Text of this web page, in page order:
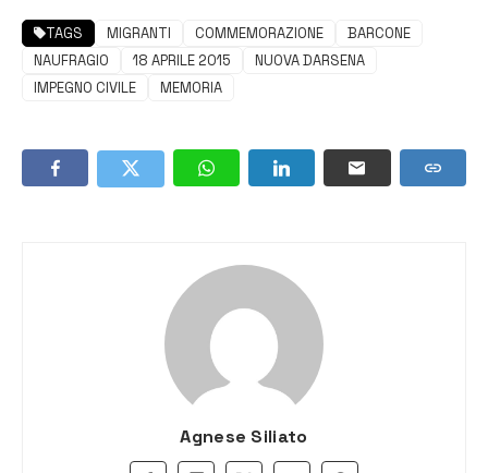
TAGS MIGRANTI COMMEMORAZIONE
BARCONE
NAUFRAGIO
18 APRILE 2015
NUOVA DARSENA
IMPEGNO CIVILE
MEMORIA
Agnese Siliato